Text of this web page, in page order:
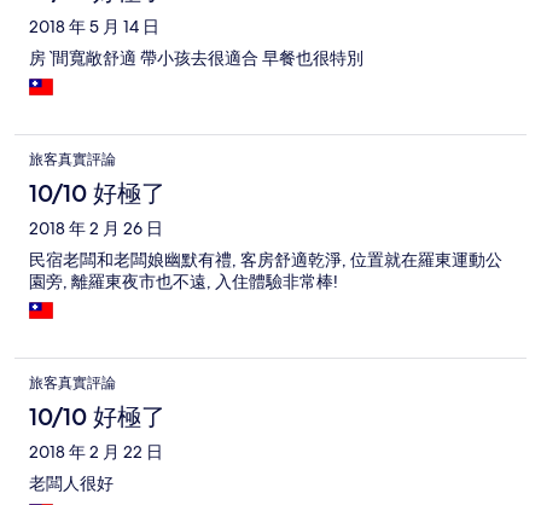
2018 年 5 月 14 日
房ˋ間寬敞舒適 帶小孩去很適合 早餐也很特別
旅客真實評論
10/10 好極了
2018 年 2 月 26 日
民宿老闆和老闆娘幽默有禮, 客房舒適乾淨, 位置就在羅東運動公
園旁, 離羅東夜市也不遠, 入住體驗非常棒!
旅客真實評論
10/10 好極了
2018 年 2 月 22 日
老闆人很好